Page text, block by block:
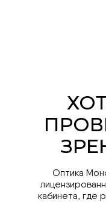
Оптика
кабинета, где